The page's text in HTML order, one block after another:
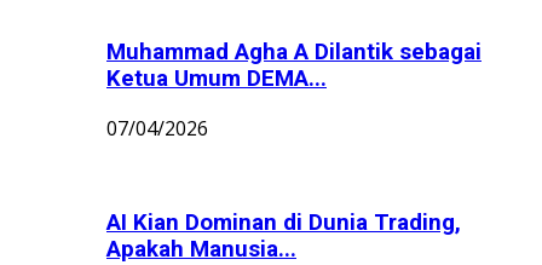
Muhammad Agha A Dilantik sebagai
Ketua Umum DEMA...
07/04/2026
AI Kian Dominan di Dunia Trading,
Apakah Manusia...